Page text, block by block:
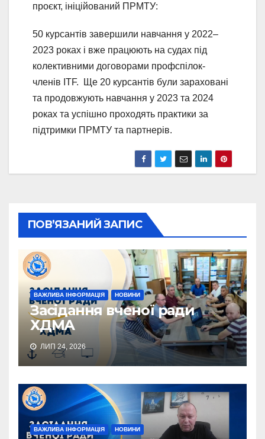
проєкт, ініційований ПРМТУ:
50 курсантів завершили навчання у 2022–
2023 роках і вже працюють на судах під
колективними договорами профспілок-
членів ITF. Ще 20 курсантів були зараховані
та продовжують навчання у 2023 та 2024
роках та успішно проходять практики за
підтримки ПРМТУ та партнерів.
ПОВ’ЯЗАНИЙ ЗАПИС
ВАЖЛИВА ІНФОРМАЦІЯ НОВИНИ
Засідання вченої ради
ХДМА
ЛИП 24, 2026
ВАЖЛИВА ІНФОРМАЦІЯ НОВИНИ